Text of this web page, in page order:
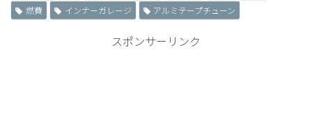
燃費
インナーガレージ アルミテープチューン
スポンサーリンク